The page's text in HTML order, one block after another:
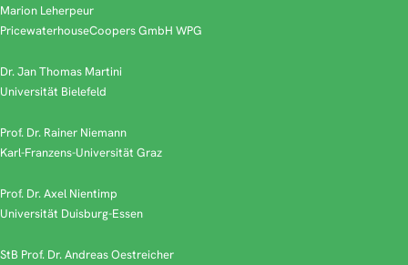
Marion Leherpeur
PricewaterhouseCoopers GmbH WPG
Dr. Jan Thomas Martini
Universität Bielefeld
Prof. Dr. Rainer Niemann
Karl-Franzens-Universität Graz
Prof. Dr. Axel Nientimp
Universität Duisburg-Essen
StB Prof. Dr. Andreas Oestreicher